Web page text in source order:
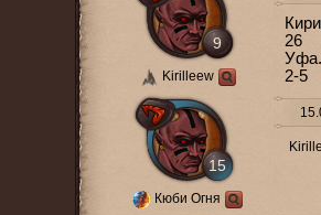
9
Kirilleew
26
2-5
15
Кюби Огня